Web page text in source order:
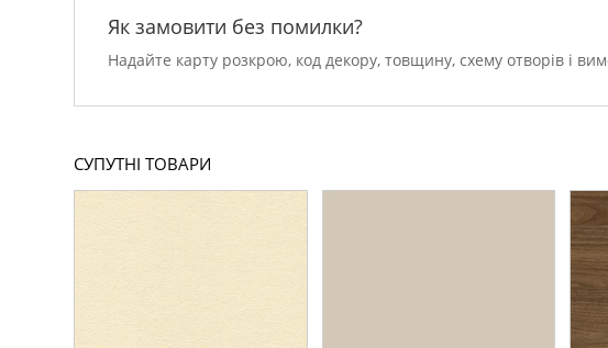
Як замовити без помилки?
Надайте карту розкрою, код декору, товщину, схему отворів і
СУПУТНІ ТОВАРИ